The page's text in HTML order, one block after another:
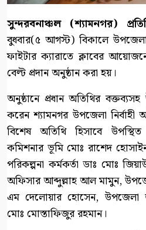
সুন্দরবনাঞ্চল (শ্যামনগর)
বুধবার(৫ আগস্ট) বিকালে
ফাইটার ক্যারাতে ক্লাবের
বেল্ট প্রদান অনুষ্ঠান করা হয়।
অনুষ্ঠানে প্রধান অতিথির বক্তব্যসহ
করেন শ্যামনগর উপজেলা
বিশেষ অতিথি হিসাবে
কমিশনার ভূমি মোঃ রাশেদ
পরিকল্পনা কর্মকর্তা ডাঃ মোঃ
অফিসার আব্দুল্লাহ আল মামুন,
এম দেলোয়ার হোসেন, উপজেলা
মোঃ মোস্তাফিজুর রহমান।